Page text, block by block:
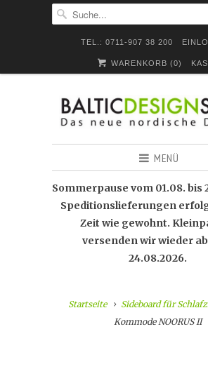
TEL.: 0711-907 38 200
WARENKORB (0)
MENÜ
Sommerpause vom 01.08. bis
Speditionslieferungen
Zeit wie gewohnt.
versenden wir wieder
24.08.2026.
Startseite
Sideboard für
Kommode NOORUS II